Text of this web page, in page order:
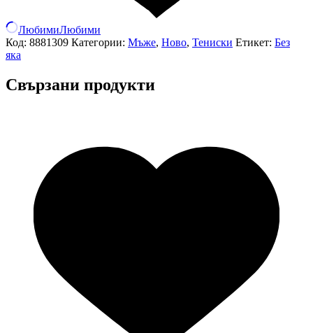
ЛюбимиЛюбими
Код: 8881309 Категории: Мъже, Ново, Тениски Етикет: Без
яка
Свързани продукти